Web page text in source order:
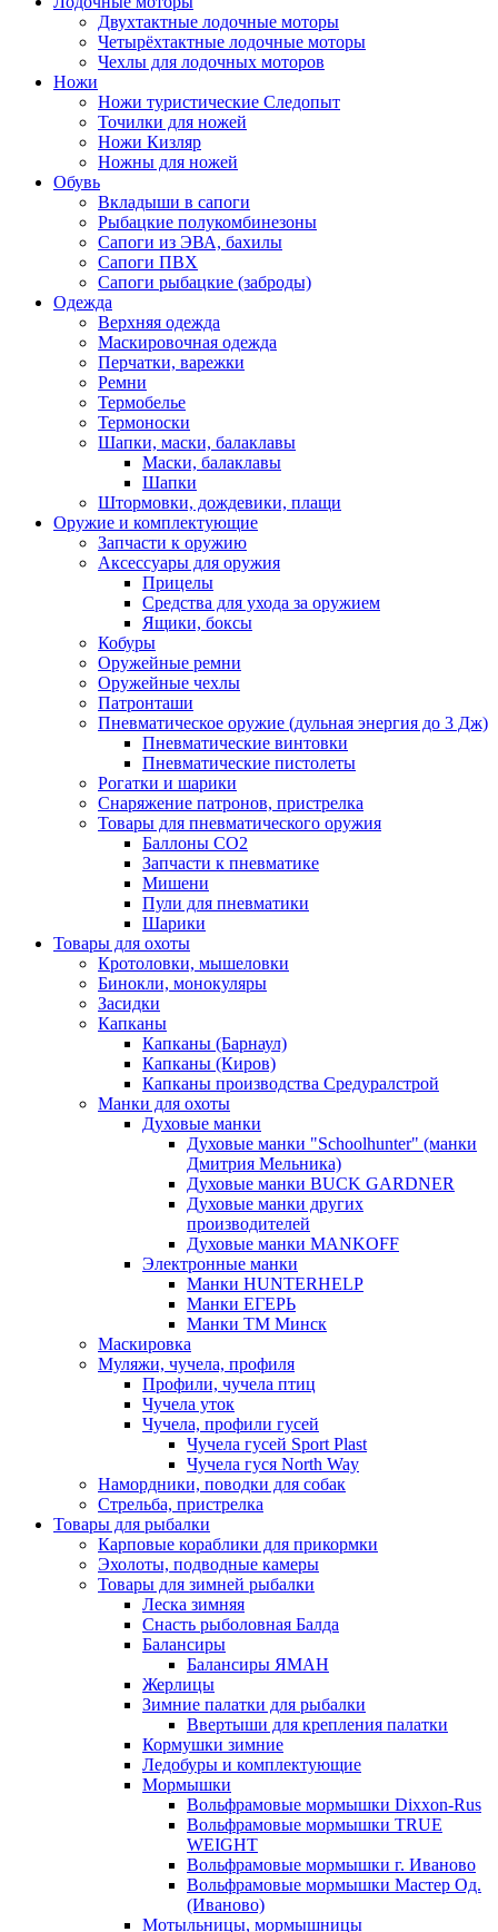
Двухтактные лодочные моторы
Четырёхтактные лодочные моторы
Чехлы для лодочных моторов
Ножи
Ножи туристические Следопыт
Точилки для ножей
Ножи Кизляр
Ножны для ножей
Обувь
Вкладыши в сапоги
Рыбацкие полукомбинезоны
Сапоги из ЭВА, бахилы
Сапоги ПВХ
Сапоги рыбацкие (заброды)
Одежда
Верхняя одежда
Маскировочная одежда
Перчатки, варежки
Ремни
Термобелье
Термоноски
Шапки, маски, балаклавы
Маски, балаклавы
Шапки
Штормовки, дождевики, плащи
Оружие и комплектующие
Запчасти к оружию
Аксессуары для оружия
Прицелы
Средства для ухода за оружием
Ящики, боксы
Кобуры
Оружейные ремни
Оружейные чехлы
Патронташи
Пневматическое оружие (дульная энергия до 3 Дж)
Пневматические винтовки
Пневматические пистолеты
Рогатки и шарики
Снаряжение патронов, пристрелка
Товары для пневматического оружия
Баллоны СО2
Запчасти к пневматике
Мишени
Пули для пневматики
Шарики
Товары для охоты
Кротоловки, мышеловки
Бинокли, монокуляры
Засидки
Капканы
Капканы (Барнаул)
Капканы (Киров)
Капканы производства Средуралстрой
Манки для охоты
Духовые манки
Духовые манки "Schoolhunter" (манки
Дмитрия Мельника)
Духовые манки BUCK GARDNER
Духовые манки других
производителей
Духовые манки MANKOFF
Электронные манки
Манки HUNTERHELP
Манки ЕГЕРЬ
Манки ТМ Минск
Маскировка
Муляжи, чучела, профиля
Профили, чучела птиц
Чучела уток
Чучела, профили гусей
Чучела гусей Sport Plast
Чучела гуся North Way
Намордники, поводки для собак
Стрельба, пристрелка
Товары для рыбалки
Карповые кораблики для прикормки
Эхолоты, подводные камеры
Товары для зимней рыбалки
Леска зимняя
Снасть рыболовная Балда
Балансиры
Балансиры ЯМАН
Жерлицы
Зимние палатки для рыбалки
Ввертыши для крепления палатки
Кормушки зимние
Ледобуры и комплектующие
Мормышки
Вольфрамовые мормышки Dixxon-Rus
Вольфрамовые мормышки TRUE
WEIGHT
Вольфрамовые мормышки г. Иваново
Вольфрамовые мормышки Мастер Од.
(Иваново)
Мотыльницы, мормышницы